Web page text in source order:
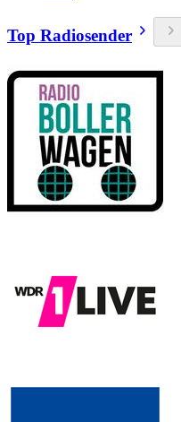
Top Radiosender